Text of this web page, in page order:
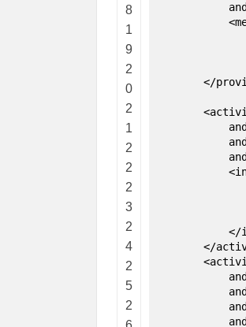
8
1
9
2
0
2
1
2
2
2
3
2
4
2
5
2
<meta-
</
<category
</
</